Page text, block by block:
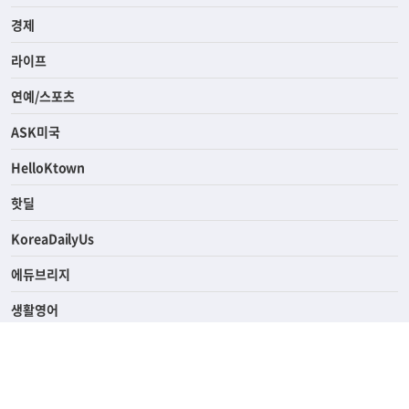
사회
경제
라이프
연예/스포츠
ASK미국
HelloKtown
핫딜
KoreaDailyUs
에듀브리지